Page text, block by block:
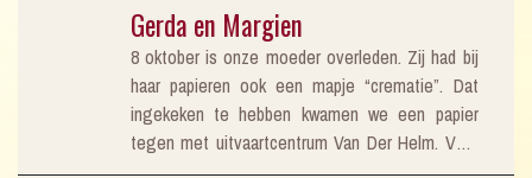
geluisterd en kwam zelf met hele mooie
aanvullingen. Alles werd vlot en vakkundig
geregeld. Wij kijken dan ook terug op een mooi
en waardevol afscheid van mijn vader. Na afloop
van de crematie hebben wij van de genodigde
nog heel veel complimenten gekregen over
Gerda en Margien
8 oktober is onze moeder overleden. Zij had bij
haar papieren ook een mapje “crematie”. Dat
ingekeken te hebben kwamen we een papier
tegen met uitvaartcentrum Van Der Helm. Voor
ons makkelijk, in ieder geval heel dichtbij. Dus